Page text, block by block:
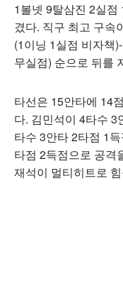
1볼넷 9탈삼진 2실점
겼다. 직구 최고 구속
(1이닝 1실점 비자책
무실점) 순으로 뒤를
타선은 15안타에 14
다. 김민석이 4타수
타수 3안타 2타점 1
타점 2득점으로 공격
재석이 멀티히트로